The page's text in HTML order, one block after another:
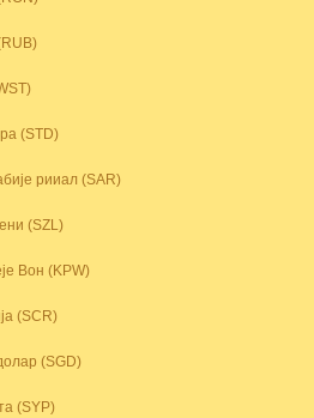
(STD)
рииал (SAR)
(SZL)
Вон (KPW)
(SCR)
(SGD)
(SYP)